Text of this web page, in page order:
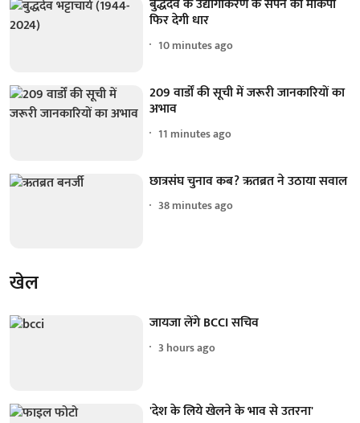
बुद्धदेव के उद्योगीकरण के सपने को माकपा
फिर देगी धार
10 minutes ago
209 वार्डों की सूची में जरूरी जानकारियों का
अभाव
11 minutes ago
छात्रसंघ चुनाव कब? ऋतब्रत ने उठाया सवाल
38 minutes ago
खेल
जायजा लेंगे BCCI सचिव
3 hours ago
'देश के लिये खेलने के भाव से उतरना'